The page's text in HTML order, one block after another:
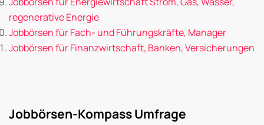
regenerative Energie
Jobbörsen für Fach- und Führungskräfte, Manager
Jobbörsen für Finanzwirtschaft, Banken, Versicherungen
Jobbörsen-Kompass Umfrage